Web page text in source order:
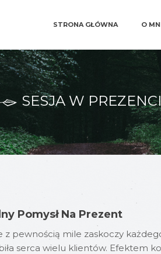
STRONA GŁÓWNA O
SESJA W
Pomysł Na Prezent
pewnością mile zaskoczy
serca wielu klientów. Efektem